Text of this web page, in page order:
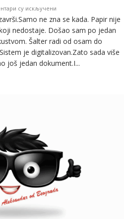
су искључени
Beogradska
špijunka
–
Birokratija
ne zna se kada. Papir nije
nedostaje. Došao sam po jedan
Šalter radi od osam do
je digitalizovan.Zato sada više
još jedan dokument.I...